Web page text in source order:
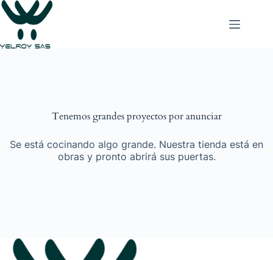
Saltar
al
contenido
Tenemos grandes proyectos por anunciar
Se está cocinando algo grande. Nuestra tienda está en
obras y pronto abrirá sus puertas.